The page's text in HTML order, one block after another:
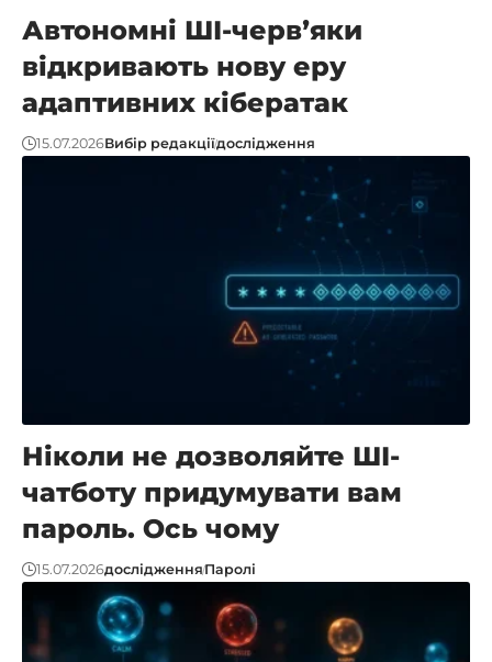
Автономні ШІ-червʼяки
відкривають нову еру
адаптивних кібератак
15.07.2026Вибір редакціїдослідження
Ніколи не дозволяйте ШІ-
чатботу придумувати вам
пароль. Ось чому
15.07.2026дослідженняПаролі